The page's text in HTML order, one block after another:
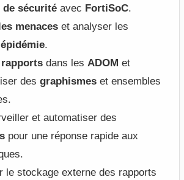
sécuritéavec FortiSoC.
menaceset analyser les
.
rapportsdans les ADOM et
des graphismeset ensembles
et automatiser des
pour une réponse rapide aux
le stockage externe des rapports